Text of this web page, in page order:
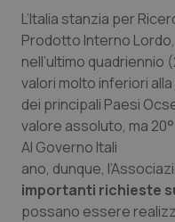
Psoriasi & pelle
Quotidiano
Quotidiano
Quotidiano
Quotidiano
L’Italia stanzia per
Prodotto Interno
nell’ultimo quadriennio
valori molto inferiori
dei principali Paesi
valore assoluto, ma
Al Governo Itali
ano, dunque,
importanti richieste
possano essere